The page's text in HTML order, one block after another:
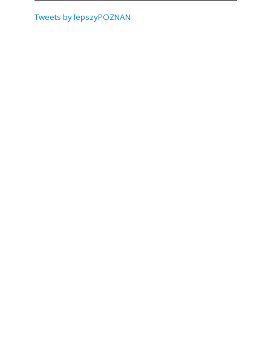
Tweets by lepszyPOZNAN